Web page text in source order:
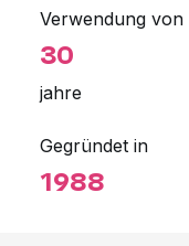
Verwendung von
30
jahre
Gegründet in
1988